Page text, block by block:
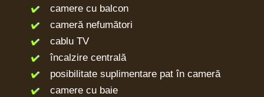
camere cu balcon
cameră nefumători
cablu TV
încalzire centrală
posibilitate suplimentare pat în cameră
camere cu baie